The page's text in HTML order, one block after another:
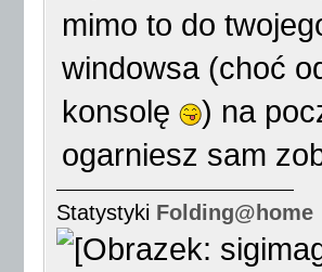
mimo to do
windowsa (choć
konsolę
) na
ogarniesz sam
Statystyki Folding@home